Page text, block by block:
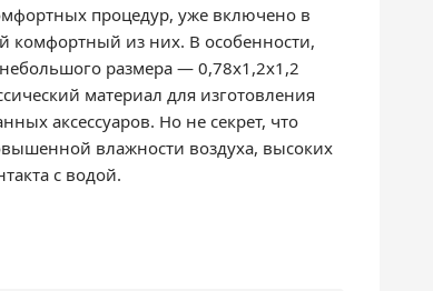
процедур, уже включено в
комфортный из них. В особенности,
размера — 0,78х1,2х1,2
материал для изготовления
аксессуаров. Но не секрет, что
влажности воздуха, высоких
с водой.